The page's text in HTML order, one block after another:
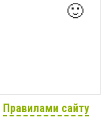
🙂
Правилами сайту